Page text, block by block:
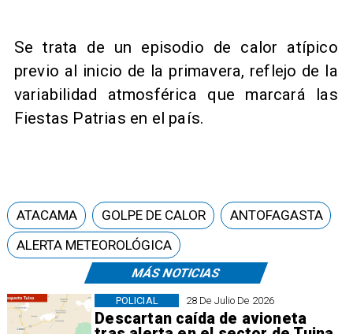
Se trata de un episodio de calor atípico
previo al inicio de la primavera, reflejo de la
variabilidad atmosférica que marcará las
Fiestas Patrias en el país.
MÁS NOTICIAS
28 De Julio De 2026
Descartan caída de avioneta
POLICIAL
ATACAMA GOLPE DE CALOR
ANTOFAGASTA
ALERTA METEOROLÓGICA